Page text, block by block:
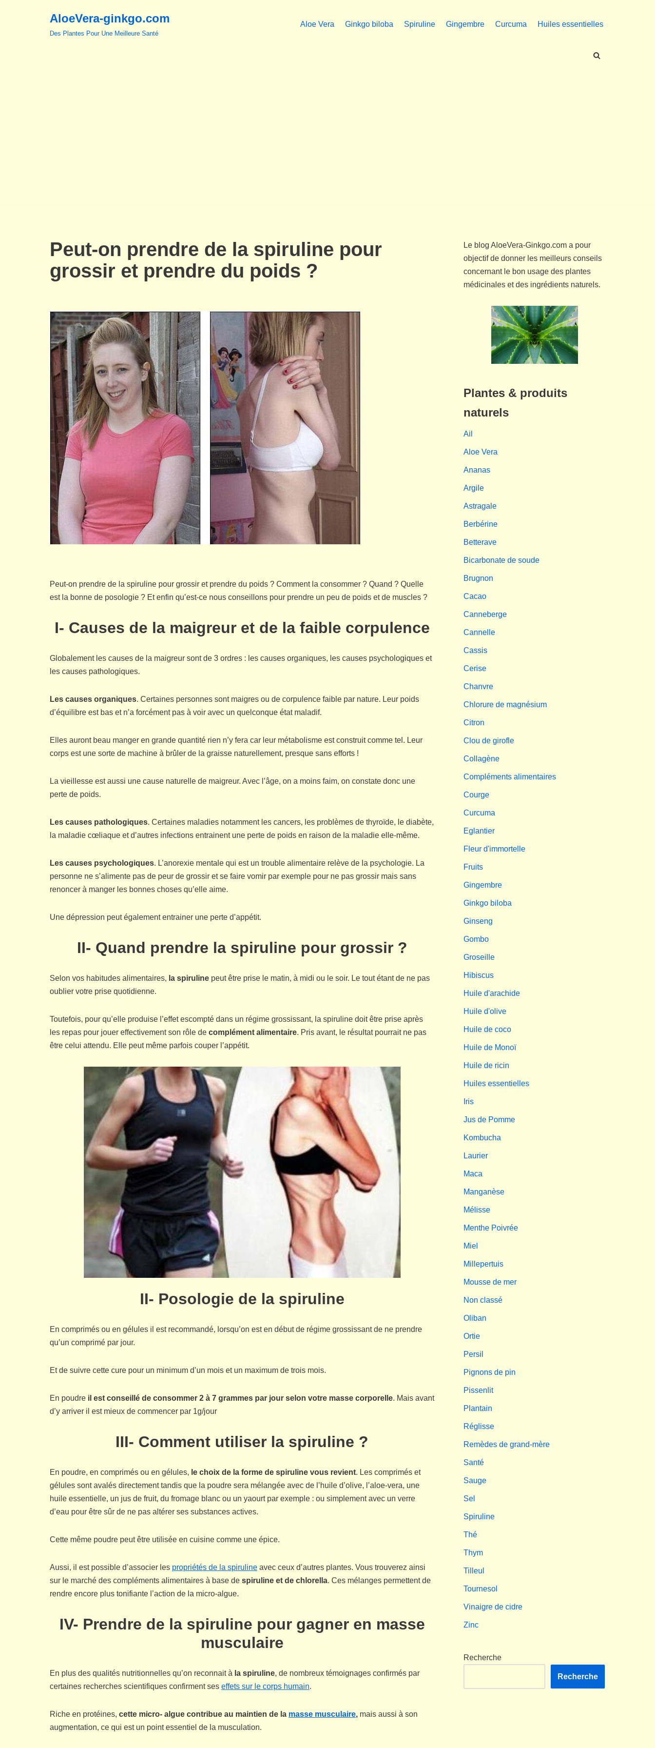
AloeVera-ginkgo.com
Des Plantes Pour Une Meilleure Santé
Aloe Vera Ginkgo biloba Spiruline Gingembre Curcuma Huiles essentielles
Peut-on prendre de la spiruline pour
grossir et prendre du poids ?
Peut-on prendre de la spiruline pour grossir et prendre du poids ? Comment la consommer ? Quand ? Quelle
est la bonne de posologie ? Et enfin qu’est-ce nous conseillons pour prendre un peu de poids et de muscles ?
I- Causes de la maigreur et de la faible corpulence
Globalement les causes de la maigreur sont de 3 ordres : les causes organiques, les causes psychologiques et
les causes pathologiques.
Les causes organiques. Certaines personnes sont maigres ou de corpulence faible par nature. Leur poids
d’équilibre est bas et n’a forcément pas à voir avec un quelconque état maladif.
Elles auront beau manger en grande quantité rien n’y fera car leur métabolisme est construit comme tel. Leur
corps est une sorte de machine à brûler de la graisse naturellement, presque sans efforts !
La vieillesse est aussi une cause naturelle de maigreur. Avec l’âge, on a moins faim, on constate donc une
perte de poids.
Les causes pathologiques. Certaines maladies notamment les cancers, les problèmes de thyroïde, le diabète,
la maladie cœliaque et d’autres infections entrainent une perte de poids en raison de la maladie elle-même.
Les causes psychologiques. L’anorexie mentale qui est un trouble alimentaire relève de la psychologie. La
personne ne s’alimente pas de peur de grossir et se faire vomir par exemple pour ne pas grossir mais sans
renoncer à manger les bonnes choses qu’elle aime.
Une dépression peut également entrainer une perte d’appétit.
II- Quand prendre la spiruline pour grossir ?
Selon vos habitudes alimentaires, la spiruline peut être prise le matin, à midi ou le soir. Le tout étant de ne pas
oublier votre prise quotidienne.
Toutefois, pour qu’elle produise l’effet escompté dans un régime grossissant, la spiruline doit être prise après
les repas pour jouer effectivement son rôle de complément alimentaire. Pris avant, le résultat pourrait ne pas
être celui attendu. Elle peut même parfois couper l’appétit.
II- Posologie de la spiruline
En comprimés ou en gélules il est recommandé, lorsqu’on est en début de régime grossissant de ne prendre
qu’un comprimé par jour.
Et de suivre cette cure pour un minimum d’un mois et un maximum de trois mois.
En poudre il est conseillé de consommer 2 à 7 grammes par jour selon votre masse corporelle. Mais avant
d’y arriver il est mieux de commencer par 1g/jour
III- Comment utiliser la spiruline ?
En poudre, en comprimés ou en gélules, le choix de la forme de spiruline vous revient. Les comprimés et
gélules sont avalés directement tandis que la poudre sera mélangée avec de l’huile d’olive, l’aloe-vera, une
huile essentielle, un jus de fruit, du fromage blanc ou un yaourt par exemple : ou simplement avec un verre
d’eau pour être sûr de ne pas altérer ses substances actives.
Cette même poudre peut être utilisée en cuisine comme une épice.
Aussi, il est possible d’associer les propriétés de la spiruline avec ceux d’autres plantes. Vous trouverez ainsi
sur le marché des compléments alimentaires à base de spiruline et de chlorella. Ces mélanges permettent de
rendre encore plus tonifiante l’action de la micro-algue.
IV- Prendre de la spiruline pour gagner en masse
musculaire
En plus des qualités nutritionnelles qu’on reconnait à la spiruline, de nombreux témoignages confirmés par
certaines recherches scientifiques confirment ses effets sur le corps humain.
Riche en protéines, cette micro- algue contribue au maintien de la masse musculaire, mais aussi à son
augmentation, ce qui est un point essentiel de la musculation.
Le blog AloeVera-Ginkgo.com a pour
objectif de donner les meilleurs conseils
concernant le bon usage des plantes
médicinales et des ingrédients naturels.
Plantes & produits
naturels
Ail
Aloe Vera
Ananas
Argile
Astragale
Berbérine
Betterave
Bicarbonate de soude
Brugnon
Cacao
Canneberge
Cannelle
Cassis
Cerise
Chanvre
Chlorure de magnésium
Citron
Clou de girofle
Collagène
Compléments alimentaires
Courge
Curcuma
Eglantier
Fleur d'immortelle
Fruits
Gingembre
Ginkgo biloba
Ginseng
Gombo
Groseille
Hibiscus
Huile d'arachide
Huile d'olive
Huile de coco
Huile de Monoï
Huile de ricin
Huiles essentielles
Iris
Jus de Pomme
Kombucha
Laurier
Maca
Manganèse
Mélisse
Menthe Poivrée
Miel
Millepertuis
Mousse de mer
Non classé
Oliban
Ortie
Persil
Pignons de pin
Pissenlit
Plantain
Réglisse
Remèdes de grand-mère
Santé
Sauge
Sel
Spiruline
Thé
Thym
Tilleul
Tournesol
Vinaigre de cidre
Zinc
Recherche
Recherche